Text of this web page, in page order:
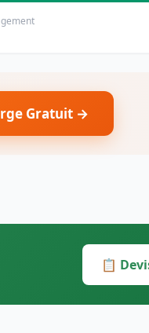
Gratuit →
📋